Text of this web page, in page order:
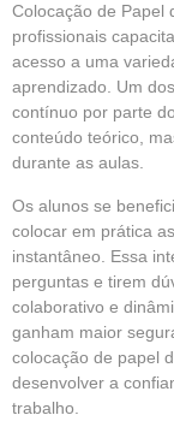
Colocação de Papel
profissionais
acesso a uma
aprendizado. Um
contínuo por parte
conteúdo teórico,
durante as aulas.
Os alunos se
colocar em prática
instantâneo. Essa
perguntas e tirem
colaborativo e
ganham maior
colocação de papel
desenvolver a
trabalho.